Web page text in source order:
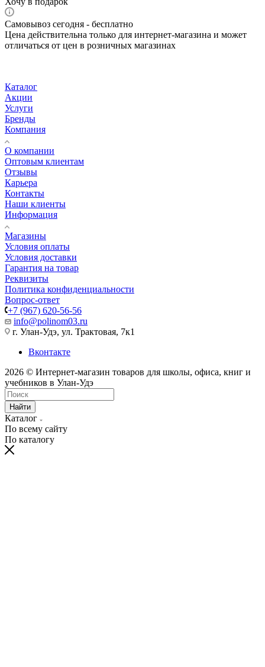
Самовывоз сегодня - бесплатно
Цена действительна только для интернет-магазина и может
отличаться от цен в розничных магазинах
Каталог
Акции
Услуги
Бренды
Компания
О компании
Оптовым клиентам
Отзывы
Карьера
Контакты
Наши клиенты
Информация
Магазины
Условия оплаты
Условия доставки
Гарантия на товар
Реквизиты
Политика конфиденциальности
Вопрос-ответ
+7 (967) 620-56-56
info@polinom03.ru
г. Улан-Удэ, ул. Трактовая, 7к1
Вконтакте
2026 © Интернет-магазин товаров для школы, офиса, книг и
учебников в Улан-Удэ
Найти
Каталог
По всему сайту
По каталогу